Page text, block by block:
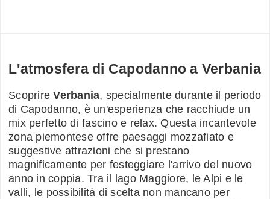
L'atmosfera di Capodanno a Verbania
ScoprireVerbania, specialmente durante il periodo
di Capodanno, è un'esperienza che racchiude un
mix perfetto di fascino e relax. Questa incantevole
zona piemontese offre paesaggi mozzafiato e
suggestive attrazioni che si prestano
magnificamente per festeggiare l'arrivo del nuovo
anno in coppia. Tra il lago Maggiore, le Alpi e le
valli, le possibilità di scelta non mancano per